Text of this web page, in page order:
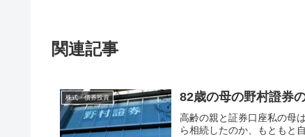
関連記事
株式・債券投資 82歳の母の野村證券
高齢の親と証券口座私の母
ら相続したのか、もともと